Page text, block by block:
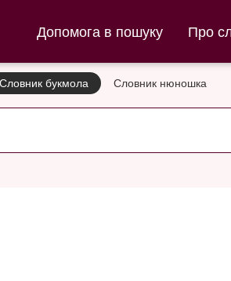
нюношка
Допомога в пошуку Про
Словник букмола Словник нюношка